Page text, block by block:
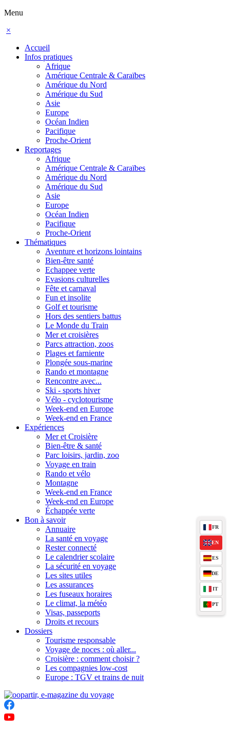
Menu
×
Accueil
Infos pratiques
Afrique
Amérique Centrale & Caraïbes
Amérique du Nord
Amérique du Sud
Asie
Europe
Océan Indien
Pacifique
Proche-Orient
Reportages
Afrique
Amérique Centrale & Caraïbes
Amérique du Nord
Amérique du Sud
Asie
Europe
Océan Indien
Pacifique
Proche-Orient
Thématiques
Aventure et horizons lointains
Bien-être santé
Echappee verte
Evasions culturelles
Fête et carnaval
Fun et insolite
Golf et tourisme
Hors des sentiers battus
Le Monde du Train
Mer et croisières
Parcs attraction, zoos
Plages et farniente
Plongée sous-marine
Rando et montagne
Rencontre avec...
Ski - sports hiver
Vélo - cyclotourisme
Week-end en Europe
Week-end en France
Expériences
Mer et Croisière
Bien-être & santé
Parc loisirs, jardin, zoo
Voyage en train
Rando et vélo
Montagne
Week-end en France
Week-end en Europe
Échappée verte
Bon à savoir
Annuaire
La santé en voyage
Rester connecté
Le calendrier scolaire
La sécurité en voyage
Les sites utiles
Les assurances
Les fuseaux horaires
Le climat, la météo
Visas, passeports
Droits et recours
Dossiers
Tourisme responsable
Voyage de noces : où aller...
Croisière : comment choisir ?
Les compagnies low-cost
Europe : TGV et trains de nuit
FR
EN
ES
DE
IT
PT